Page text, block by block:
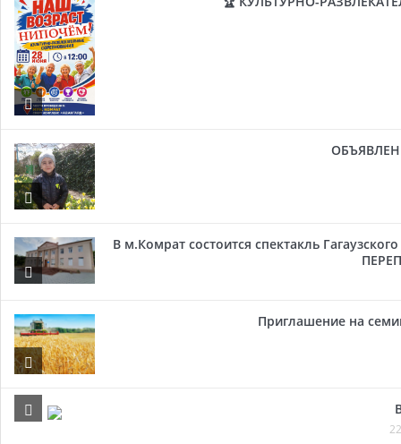
В м.Комрат состоится спектакль
Приглашение на